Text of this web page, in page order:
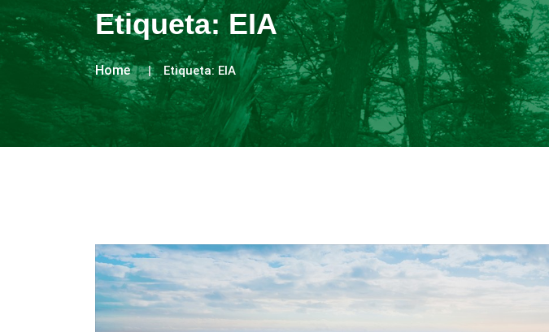
Etiqueta:EIA
Home Etiqueta:EIA